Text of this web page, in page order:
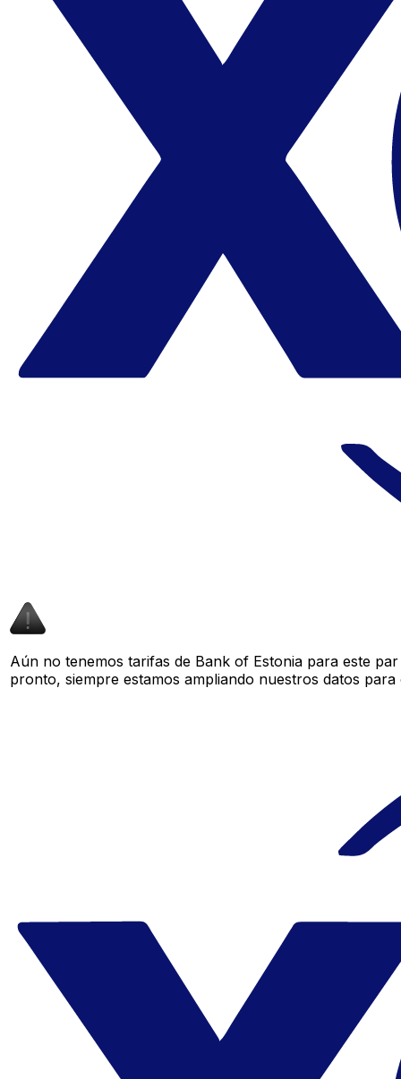
Aún no tenemos tarifas de Bank of Estonia para este
pronto, siempre estamos ampliando nuestros datos